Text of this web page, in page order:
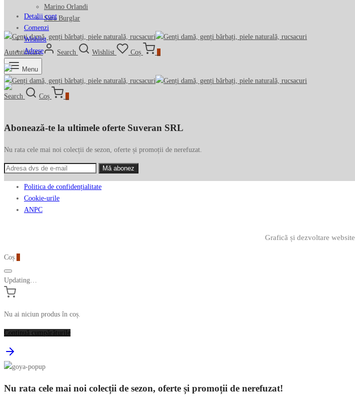
Marino Orlandi
Sara Burglar
Autentificare Search Wishlist Coș
Menu
Search Coș
Detalii cont
Comenzi
Wishlist
Adrese
Abonează-te la ultimele oferte Suveran SRL
Nu rata cele mai noi colecții de sezon, oferte și promoții de nerefuzat.
Politica de confidențialitate
Cookie-urile
ANPC
Graficã și dezvoltare website
Coș
Updating…
Nu ai niciun produs în coș.
Continuă cumpărăturile
Nu rata cele mai noi colecții de sezon, oferte și promoții de nerefuzat!